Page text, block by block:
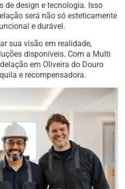
de design e tecnologia. Isso
será não só esteticamente
e durável.
sua visão em realidade,
disponíveis. Com a Multi
em Oliveira do Douro
e recompensadora.